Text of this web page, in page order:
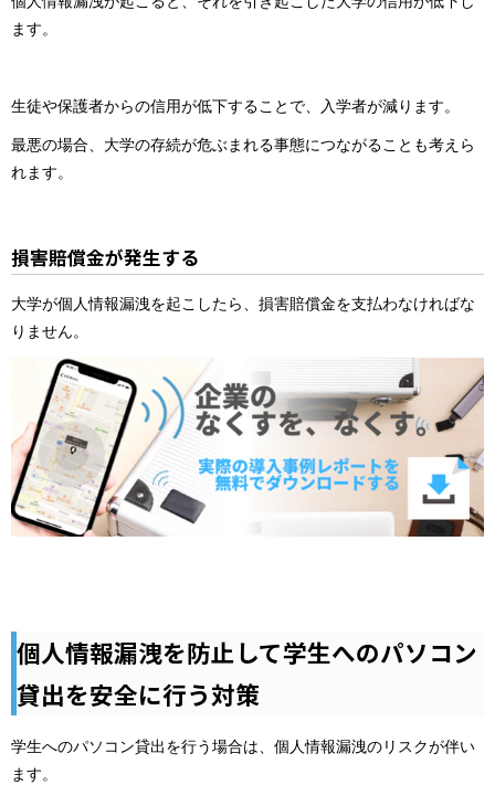
ます。
生徒や保護者からの信用が低下することで、入学者が減ります。
最悪の場合、大学の存続が危ぶまれる事態につながることも考えら
れます。
損害賠償金が発生する
大学が個人情報漏洩を起こしたら、損害賠償金を支払わなければな
りません。
個人情報漏洩を防止して学生へのパソコン
貸出を安全に行う対策
学生へのパソコン貸出を行う場合は、個人情報漏洩のリスクが伴い
ます。